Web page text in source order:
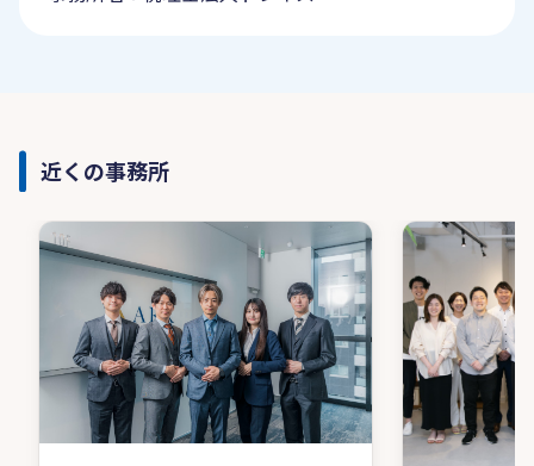
近くの事務所